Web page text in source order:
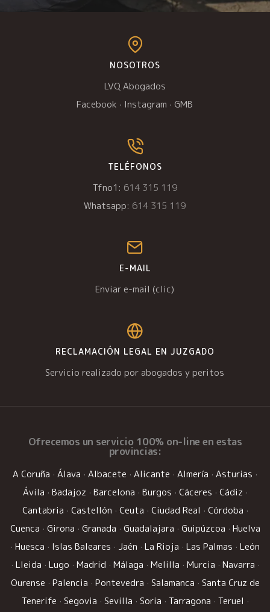
NOSOTROS
LVQ Abogados
Facebook · Instagram · GMB
TELÉFONOS
Tfno1: 614 315 119
Whatsapp: 614 315 119
E-MAIL
Enviar e-mail (clic)
RECLAMACIÓN LEGAL EN JUZGADO
Servicio realizado por abogados y peritos
Ofrecemos un servicio 100% on-line en estas
provincias:
A Coruña · Álava · Albacete · Alicante · Almería · Asturias ·
Ávila · Badajoz · Barcelona · Burgos · Cáceres · Cádiz ·
Cantabria · Castellón · Ceuta · Ciudad Real · Córdoba ·
Cuenca · Girona · Granada · Guadalajara · Guipúzcoa · Huelva
· Huesca · Islas Baleares · Jaén · La Rioja · Las Palmas · León
· Lleida · Lugo · Madrid · Málaga · Melilla · Murcia · Navarra ·
Ourense · Palencia · Pontevedra · Salamanca · Santa Cruz de
Tenerife · Segovia · Sevilla · Soria · Tarragona · Teruel ·